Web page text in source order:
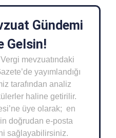
Gündemi
Gelsin!
mevzuatındaki
yayımlandığı
tarafından analiz
haline getirilir.
üye olarak; en
doğrudan e-posta
sağlayabilirsiniz.